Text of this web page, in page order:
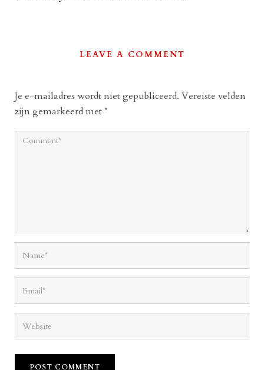
LEAVE A COMMENT
Je e-mailadres wordt niet gepubliceerd. Vereiste velden
zijn gemarkeerd met*